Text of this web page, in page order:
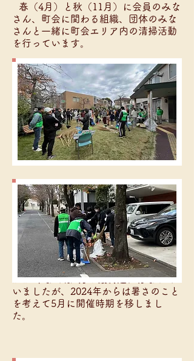
春（4月）と秋（11月）に会員のみな
さん、町会に関わる組織、団体のみな
さんと一緒に町会エリア内の清掃活動
を行っています。
こどもまつり
室内ではバルーンアート、アメリカ
ンフラワーづくり、スライムづくり、
伝承遊び、紙芝居、マイペンシルづく
り、庭では、かき氷や焼きそばなどを
提供し、親子で楽しい時間が過ごせる
イベントをみんなで作っています。
2023年までは7月の最終週に行なって
いましたが、2024年からは暑さのこと
を考えて5月に開催時期を移しまし
た。